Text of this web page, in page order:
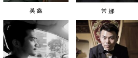
吴 鑫 常 娜